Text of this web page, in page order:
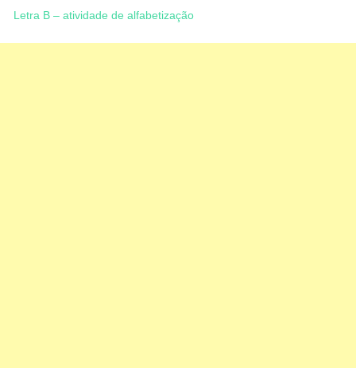
Letra B – atividade de alfabetização